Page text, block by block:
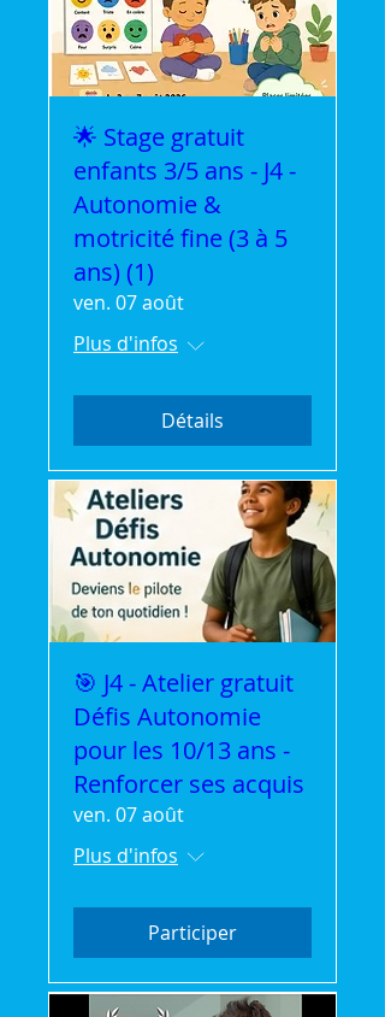
🌟 Stage gratuit
enfants 3/5 ans - J4 -
Autonomie &
motricité fine (3 à 5
ans) (1)
ven. 07 août
Plus d'infos
Détails
🎯 J4 - Atelier gratuit
Défis Autonomie
pour les 10/13 ans -
Renforcer ses acquis
ven. 07 août
Plus d'infos
Participer